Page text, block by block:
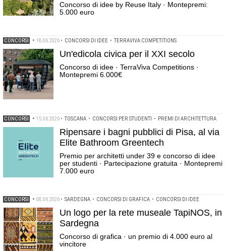
Concorso di idee by Reuse Italy · Montepremi:
5.000 euro
CONCORSI • 18.06.2026 • CONCORSI DI IDEE • TERRAVIVA COMPETITIONS
Un'edicola civica per il XXI secolo
Concorso di idee · TerraViva Competitions ·
Montepremi 6.000€
CONCORSI • 15.06.2026 • TOSCANA • CONCORSI PER STUDENTI • PREMI DI ARCHITETTURA
Ripensare i bagni pubblici di Pisa, al via
Elite Bathroom Greentech
Premio per architetti under 39 e concorso di idee
per studenti · Partecipazione gratuita · Montepremi
7.000 euro
CONCORSI • 08.06.2026 • SARDEGNA • CONCORSI DI GRAFICA • CONCORSI DI IDEE
Un logo per la rete museale TapiNOS, in
Sardegna
Concorso di grafica · un premio di 4.000 euro al
vincitore